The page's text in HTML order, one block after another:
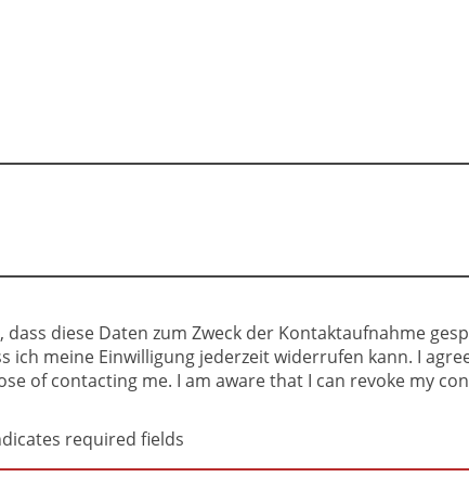
diese Daten zum Zweck der Kontaktaufnahme
ich meine Einwilligung jederzeit widerrufen kann. I
of contacting me. I am aware that I can revoke my
required fields